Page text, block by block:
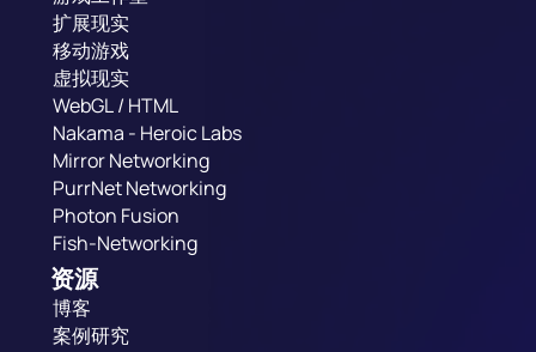
扩展现实
移动游戏
虚拟现实
WebGL / HTML
Nakama - Heroic Labs
Mirror Networking
PurrNet Networking
Photon Fusion
Fish-Networking
资源
博客
案例研究